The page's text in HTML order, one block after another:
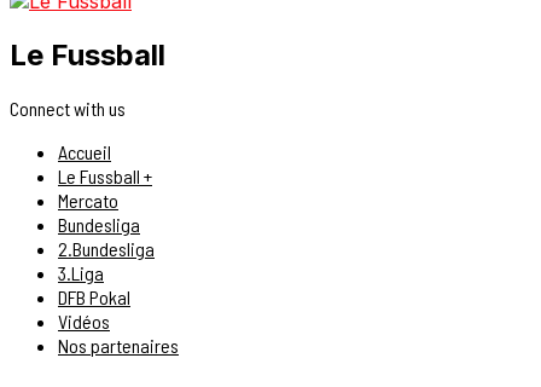
Le Fussball
Connect with us
Accueil
Le Fussball +
Mercato
Bundesliga
2.Bundesliga
3.Liga
DFB Pokal
Vidéos
Nos partenaires